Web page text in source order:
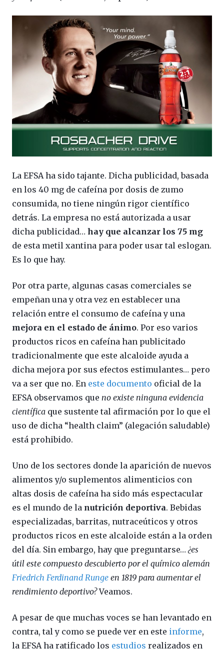
La EFSA ha sido tajante. Dicha publicidad, basada
en los 40 mg de cafeína por dosis de zumo
consumida, no tiene ningún rigor científico
detrás. La empresa no está autorizada a usar
dicha publicidad… hay que alcanzar los 75 mg
de esta metil xantina para poder usar tal eslogan.
Es lo que hay.
Por otra parte, algunas casas comerciales se
empeñan una y otra vez en establecer una
relación entre el consumo de cafeína y una
mejora en el estado de ánimo. Por eso varios
productos ricos en cafeína han publicitado
tradicionalmente que este alcaloide ayuda a
dicha mejora por sus efectos estimulantes… pero
va a ser que no. En este documento oficial de la
EFSA observamos que no existe ninguna evidencia
científica que sustente tal afirmación por lo que el
uso de dicha “health claim” (alegación saludable)
está prohibido.
Uno de los sectores donde la aparición de nuevos
alimentos y/o suplementos alimenticios con
altas dosis de cafeína ha sido más espectacular
es el mundo de la nutrición deportiva. Bebidas
especializadas, barritas, nutraceúticos y otros
productos ricos en este alcaloide están a la orden
del día. Sin embargo, hay que preguntarse…¿es
útil este compuesto descubierto por el químico alemán
Friedrich Ferdinand Runge en 1819 para aumentar el
rendimiento deportivo?Veamos.
A pesar de que muchas voces se han levantado en
contra, tal y como se puede ver en este informe,
la EFSA ha ratificado los estudios realizados en